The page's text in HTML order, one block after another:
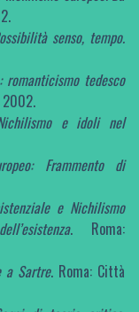
senso, tempo.
romanticismo tedesco
2002.
e idoli nel
Frammento di
e Nichilismo
. Roma:
a Sartre. Roma: Città